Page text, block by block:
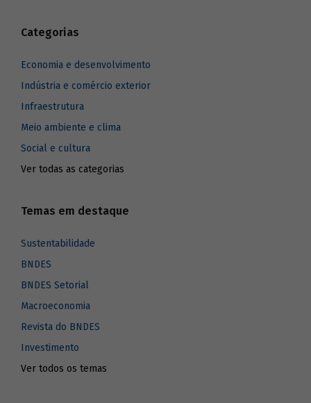
Categorias
Economia e desenvolvimento
Indústria e comércio exterior
Infraestrutura
Meio ambiente e clima
Social e cultura
Ver todas as categorias
Temas em destaque
Sustentabilidade
BNDES
BNDES Setorial
Macroeconomia
Revista do BNDES
Investimento
Ver todos os temas